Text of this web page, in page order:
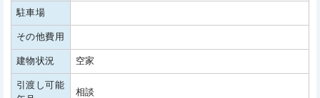
駐車場
その他費用
建物状況 空家
引渡し可能
相談